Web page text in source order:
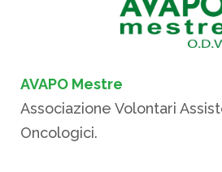
AVAPO Mestre
Associazione Volontari
Oncologici.